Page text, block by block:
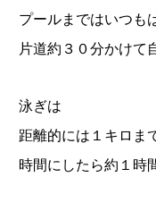
プールまではいつも
片道約３０分かけて
泳ぎは
距離的には１キロま
時間にしたら約１時